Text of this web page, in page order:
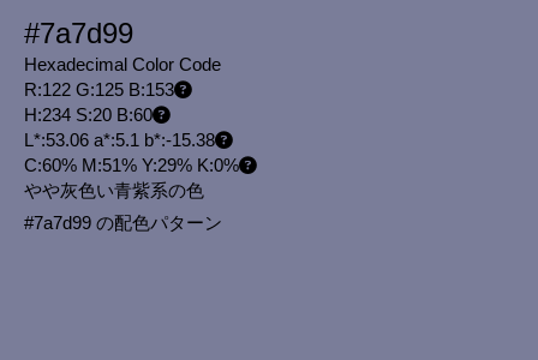
#7a7d99
Hexadecimal Color Code
R:122 G:125 B:153
H:234 S:20 B:60
L*:53.06 a*:5.1 b*:-15.38
C:60% M:51% Y:29% K:0%
やや灰色い青紫系の色
#7a7d99 の配色パターン